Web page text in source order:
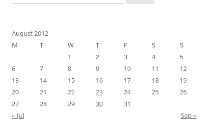
for:
August 2012
M
T W T F S
S
1
2 3 4
5
6
7 8 9 10 11
12
13
14 15 16 17 18
19
20
21 22 23 24 25
26
27
28 29 30
31
« Jul
Sep »